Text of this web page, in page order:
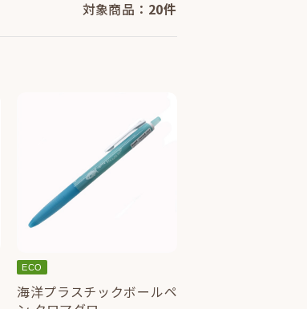
対象商品： 20件
ECO
海洋プラスチックボールペ